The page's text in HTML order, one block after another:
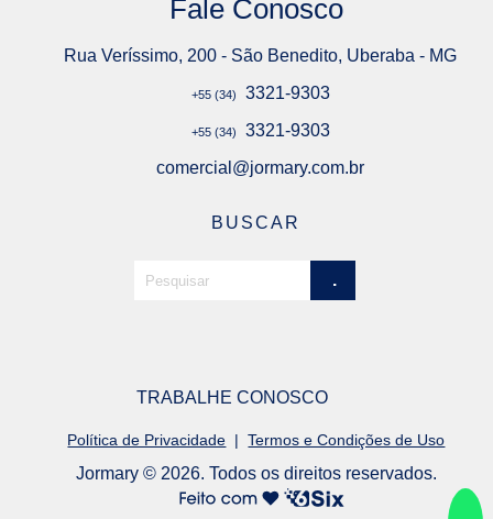
Fale Conosco
Rua Veríssimo, 200 - São Benedito, Uberaba - MG
+55 (34) 3321-9303
+55 (34)
3321-9303
comercial@jormary.com.br
BUSCAR
TRABALHE CONOSCO
Política de Privacidade |Termos e Condições de Uso
Jormary © 2026. Todos os direitos reservados.